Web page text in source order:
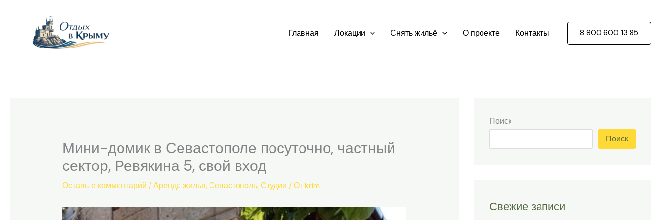
содержимому
Главная Локации Снять жильё О проекте Контакты 8 800 600 13 85
Мини-домик в Севастополе посуточно, частный
сектор, Ревякина 5, свой вход
Оставьте комментарий /Аренда жилья,Севастополь,Студии / Отkrim
Поиск
Поиск
Свежие записи